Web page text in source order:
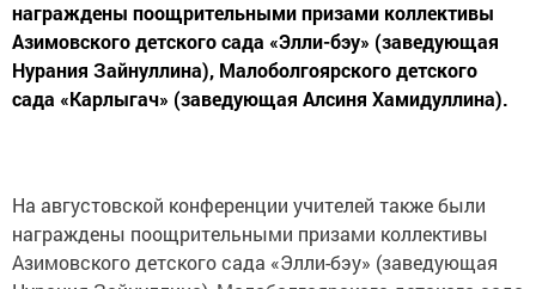
награждены поощрительными призами коллективы
Азимовского детского сада «Элли-бэу» (заведующая
Нурания Зайнуллина), Малоболгоярского детского
сада «Карлыгач» (заведующая Алсиня Хамидуллина).
На августовской конференции учителей также были
награждены поощрительными призами коллективы
Азимовского детского сада «Элли-бэу» (заведующая